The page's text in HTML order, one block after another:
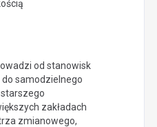
od stanowisk
samodzielnego
zakładach
zmianowego,